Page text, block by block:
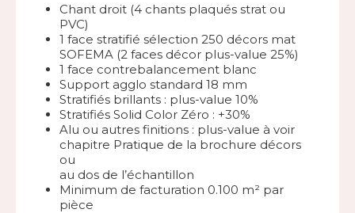
Chant droit (4 chants plaqués strat ou
PVC)
1 face stratifié sélection 250 décors mat
SOFEMA (2 faces décor plus-value 25%)
1 face contrebalancement blanc
Support agglo standard 18 mm
Stratifiés brillants : plus-value 10%
Stratifiés Solid Color Zéro : +30%
Alu ou autres finitions : plus-value à voir
chapitre Pratique de la brochure décors
ou
au dos de l’échantillon
Minimum de facturation 0.100 m² par
pièce